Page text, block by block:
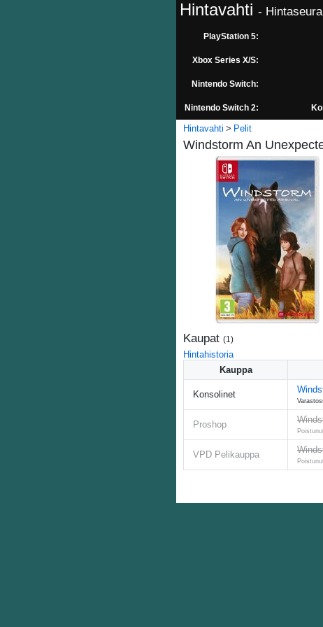
Hintavahti -
PlayStation 5:
Xbox Series X/S:
Nintendo Switch:
Nintendo Switch 2:
Hintavahti Pelit
Windstorm An
Kaupat (1 )
Hintahistoria
Kauppa
Konsolinet
Proshop
VPD Pelikauppa